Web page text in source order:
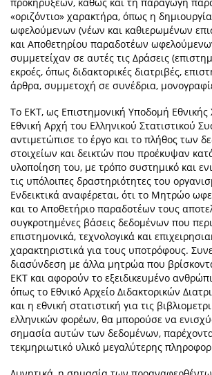
«οριζόντιο» χαρακτήρα, όπως η
ωφελούμενων (νέων και καθιερωμένων
και Αποθετηρίου παραδοτέων
συμμετείχαν σε αυτές τις Δράσεις
εκροές, όπως διδακτορικές διατριβές,
άρθρα, συμμετοχή σε συνέδρια,
Το ΕΚΤ, ως Επιστημονική Υποδομή Εθνικής
Εθνική Αρχή του Ελληνικού Στατιστικού
αντιμετώπισε το έργο και το πλήθος των
στοιχείων και δεικτών που προέκυψαν
υλοποίηση του, με τρόπο συστημικό και
τις υπόλοιπες δραστηριότητες του
Ενδεικτικά αναφέρεται, ότι το Μητρώο
και το Αποθετήριο παραδοτέων τους
συγκροτημένες βάσεις δεδομένων που
επιστημονικά, τεχνολογικά και
χαρακτηριστικά για τους υποτρόφους.
διασύνδεση με άλλα μητρώα που
ΕΚΤ και αφορούν το εξειδικευμένο
όπως το Εθνικό Αρχείο Διδακτορικών
και η εθνική στατιστική για τις
ελληνικών φορέων, θα μπορούσε να
σημασία αυτών των δεδομένων,
τεκμηριωτικό υλικό μεγαλύτερης